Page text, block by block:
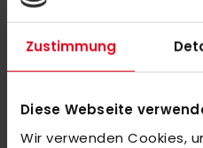
Zustimmung
Diese Webseite
Wir verwenden Cookies,
BEWERTUNGEN